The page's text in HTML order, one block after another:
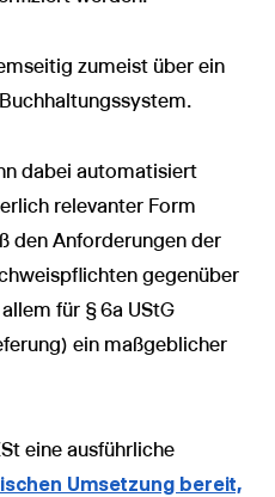
zumeist über ein
dabei automatisiert
relevanter Form
den Anforderungen der
gegenüber
für § 6a UStG
ein maßgeblicher
eine ausführliche
Umsetzung bereit,